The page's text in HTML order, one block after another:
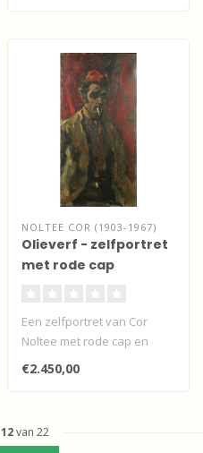
NOLTEE COR (1903-1967)
Olieverf - zelfportret
met rode cap
Een zelfportret van Cor
Noltee met rode cap en
sigaret.
Medium: olieverf op doe..
€2.450,00
12van 22